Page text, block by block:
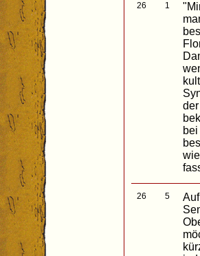
26 1
26 5